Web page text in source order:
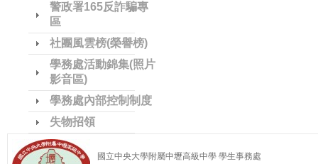
警政署165反詐騙專
區
社團風雲榜(榮譽榜)
學務處活動錦集(照片
影音區)
學務處內部控制制度
失物招領
國立中央大學附屬中壢高級中學 學生事務處